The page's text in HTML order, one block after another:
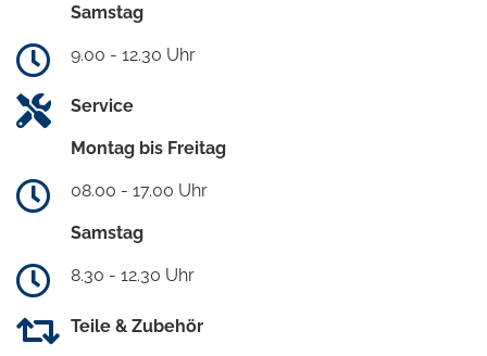
Samstag
9.00 - 12.30 Uhr
Service
Montag bis Freitag
08.00 - 17.00 Uhr
Samstag
8.30 - 12.30 Uhr
Teile & Zubehör